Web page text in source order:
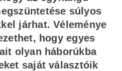
súlyos
járhat. Véleménye
hogy egyes
olyan háborúkba
saját választóik